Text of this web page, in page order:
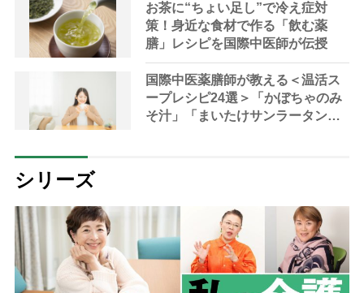
お茶に“ちょい足し”で冷え症対
策！身近な食材で作る「飲む薬
膳」レシピを国際中医師が伝授
国際中医薬膳師が教える＜温活ス
ープレシピ24選＞「かぼちゃのみ
そ汁」「まいたけサンラータン」
シリーズ